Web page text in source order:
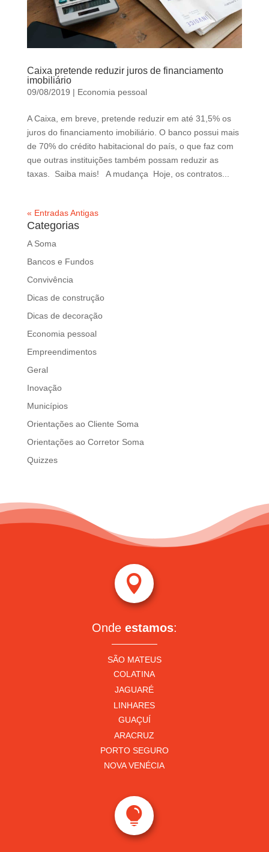
Caixa pretende reduzir juros de financiamento
imobiliário
09/08/2019 | Economia pessoal
A Caixa, em breve, pretende reduzir em até 31,5% os
juros do financiamento imobiliário. O banco possui mais
de 70% do crédito habitacional do país, o que faz com
que outras instituições também possam reduzir as
taxas. Saiba mais! A mudança Hoje, os contratos...
« Entradas Antigas
Categorias
A Soma
Bancos e Fundos
Convivência
Dicas de construção
Dicas de decoração
Economia pessoal
Empreendimentos
Geral
Inovação
Municípios
Orientações ao Cliente Soma
Orientações ao Corretor Soma
Quizzes

Onde estamos:
SÃO MATEUS
COLATINA
JAGUARÉ
LINHARES
GUAÇUÍ
ARACRUZ
PORTO SEGURO
NOVA VENÉCIA
